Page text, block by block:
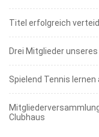
Titel erfolgreich
Drei Mitglieder
Spielend Tennis lernen
Clubhaus